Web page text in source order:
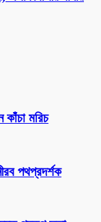
মরিচ
পথপ্রদর্শক